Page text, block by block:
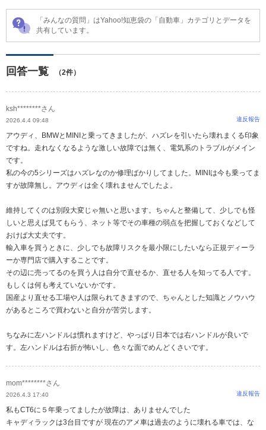
「みんなの質問」はYahoo!知恵袋の「自動車」カテゴリとデータを
共有しています。
回答一覧 （2件）
ksh********さん
2026.4.4 09:48 違反報告
アウディ、BMWとMINIと乗ってきましたが、ハズレを引いたら壊れまくる印象
ですね。走れなくなるような激しい故障では無く、電気系のトラブルがメイン
です。
私の今の5シリーズはハズレなのか修理ばかりしてました。MINIは今も乗ってま
すが故障無し。アウディは全く壊れませんでしたよ。
維持してくのは別段大変じゃ無いと思います。ちゃんと整備して、少しでも怪
しいと思えば見てもらう、ネット等でその車種の弱点を把握しておくなどして
おけば大丈夫です。
輸入車を買うときに、少しでも故障リスクを最小限にしたいなら正規ディーラ
ーか専門店で購入することです。
その辺に売ってるのを買う人は自分で直せるか、直せる人を知ってる人です。
もしくは何も考えていないかです。
国産より直せる工場や人は限られてきますので、ちゃんとした知識とノウハウ
があるところで買わないと自分が苦労します。
ちなみに左ハンドルは慣れますけど、やっぱり日本では右ハンドルが良いで
す。左ハンドルは右折が怖いし、色々な面でめんどくさいです。
mom********さん
2026.4.3 17:40 違反報告
私もCT6に５年乗ってましたが故障は、ありませんでした
キャディラックは3台目ですが 現在のアメ車は過去のように壊れる車では、な